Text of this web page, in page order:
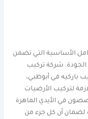
الأساسية التي تضمن
شركة تركيب
باركيه في أبوظبي،
لتركيب الأرضيات
في الأيدي الماهرة
لضمان أن كل جزء من